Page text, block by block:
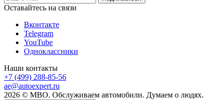
Оставайтесь на связи
Вконтакте
Telegram
YouTube
Одноклассники
Наши контакты
+7 (499) 288-85-56
ae@autoexpert.ru
2026 © МВО. Обслуживаем автомобили. Думаем о людях.